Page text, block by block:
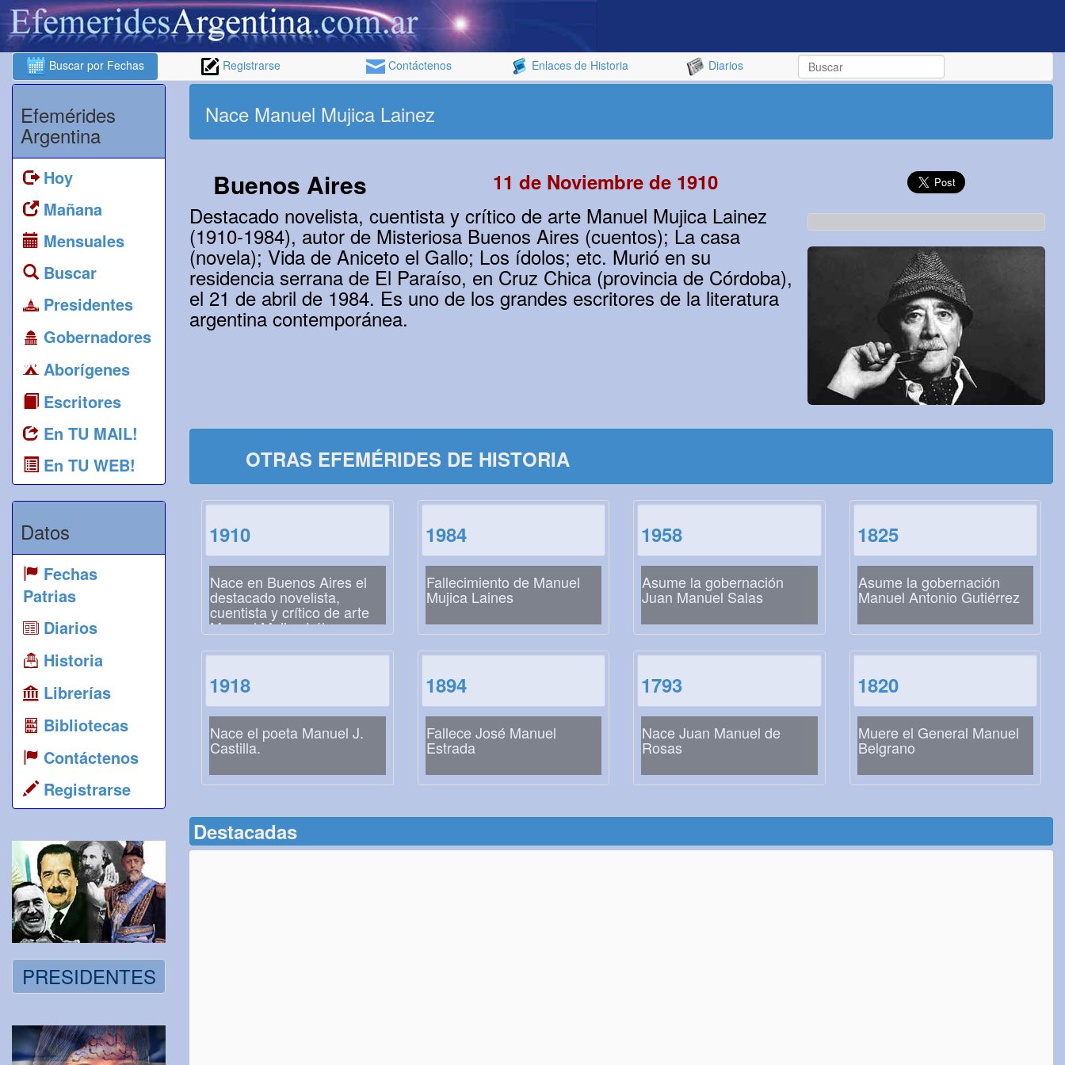
Buscar por Fechas Registrarse Contáctenos Enlaces de Historia Diarios
Efemérides
Argentina
Hoy
Mañana
Mensuales
Buscar
Presidentes
Gobernadores
Aborígenes
Escritores
En TU MAIL!
En TU WEB!
Datos
Fechas
Patrias
Diarios
Historia
Librerías
Bibliotecas
Contáctenos
Registrarse
PRESIDENTES
Nace Manuel Mujica Lainez
Buenos Aires 11 de Noviembre de 1910
Destacado novelista, cuentista y crítico de arte Manuel Mujica Lainez
(1910-1984), autor de Misteriosa Buenos Aires (cuentos); La casa
(novela); Vida de Aniceto el Gallo; Los ídolos; etc. Murió en su
residencia serrana de El Paraíso, en Cruz Chica (provincia de Córdoba),
el 21 de abril de 1984. Es uno de los grandes escritores de la literatura
argentina contemporánea.
OTRAS EFEMÉRIDES DE HISTORIA
1910
Nace en Buenos Aires el
destacado novelista,
cuentista y crítico de arte
Manuel Mujica Láine
1984
Fallecimiento de Manuel
Mujica Laines
1958
Asume la gobernación
Juan Manuel Salas
1825
Asume la gobernación
Manuel Antonio Gutiérrez
1918
Nace el poeta Manuel J.
Castilla.
1894
Fallece José Manuel
Estrada
1793
Nace Juan Manuel de
Rosas
1820
Muere el General Manuel
Belgrano
Destacadas